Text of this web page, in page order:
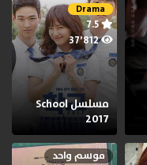
Drama
7.5
37٬812
مسلسل School
2017
موسم واحد